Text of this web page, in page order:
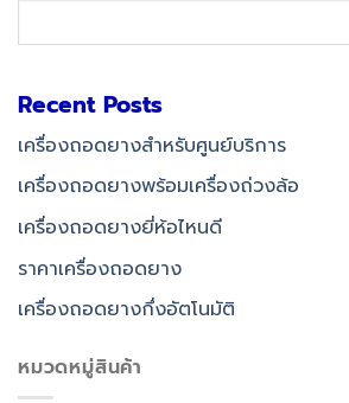
Recent Posts
เครื่องถอดยางสำหรับศูนย์บริการ
เครื่องถอดยางพร้อมเครื่องถ่วงล้อ
เครื่องถอดยางยี่ห้อไหนดี
ราคาเครื่องถอดยาง
เครื่องถอดยางกึ่งอัตโนมัติ
หมวดหมู่สินค้า